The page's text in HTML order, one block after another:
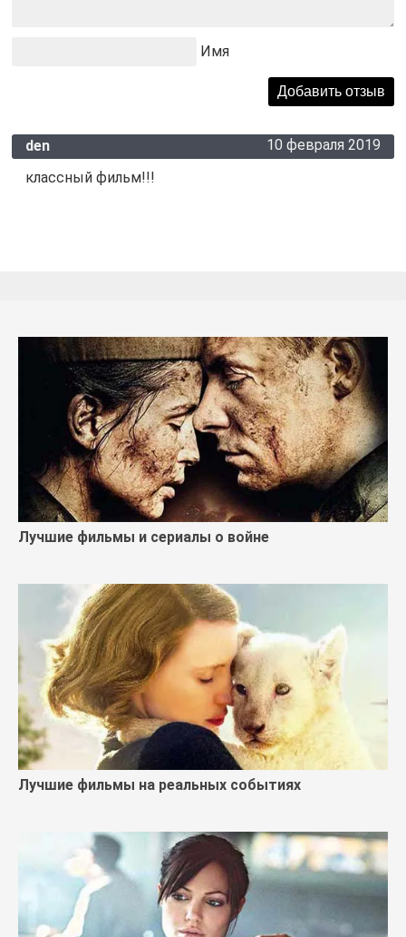
Имя
den
10 февраля 2019
классный фильм!!!
Лучшие фильмы и сериалы о войне
Лучшие фильмы на реальных событиях